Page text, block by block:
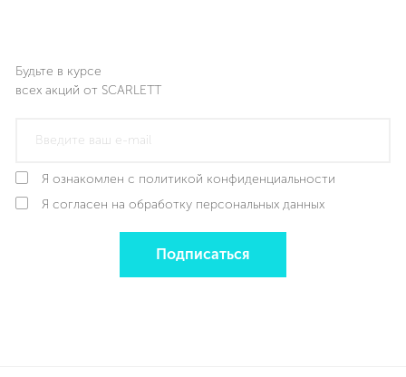
Будьте в курсе
всех акций от SCARLETT
Я ознакомлен с политикой конфиденциальности
Я согласен на обработку персональных данных
Подписаться